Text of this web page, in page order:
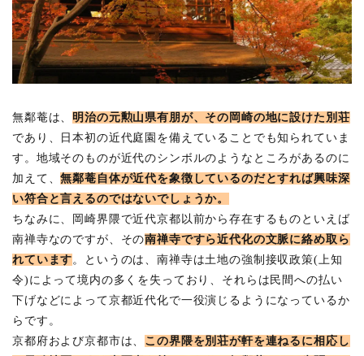
塀
を
乗
り
越
え
無鄰菴は、 明治の元勲山県有朋が、その岡崎の地に設けた別荘
であり、日本初の近代庭園を備えていることでも知られていま
す。地域そのものが近代のシンボルのようなところがあるのに
加えて、無鄰菴自体が近代を象徴しているのだとすれば興味深
い符合と言えるのではないでしょうか。
ちなみに、岡崎界隈で近代京都以前から存在するものといえば
南禅寺なのですが、その南禅寺ですら近代化の文脈に絡め取ら
れています 。というのは、南禅寺は土地の強制接収政策(上知
令)によって境内の多くを失っており、それらは民間への払い
下げなどによって京都近代化で一役演じるようになっているか
らです。
京都府および京都市は、 この界隈を別荘が軒を連ねるに相応し